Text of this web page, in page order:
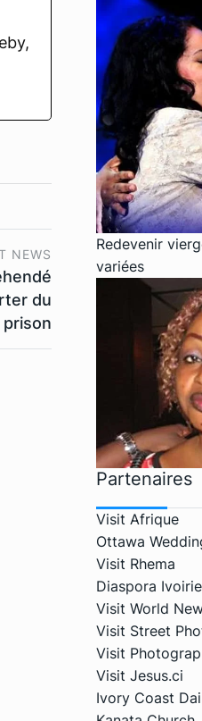
NEWS
du
Redevenir
variées
Partenaires
Visit Afrique
Ottawa
Visit Rhema
Diaspora
Visit World
Visit Street
Visit
Visit Jesus.ci
Ivory Coast